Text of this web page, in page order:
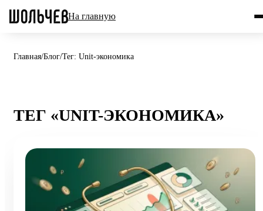
На главную
Главная/Блог/Тег: Unit-экономика
ТЕГ «UNIT-ЭКОНОМИКА»